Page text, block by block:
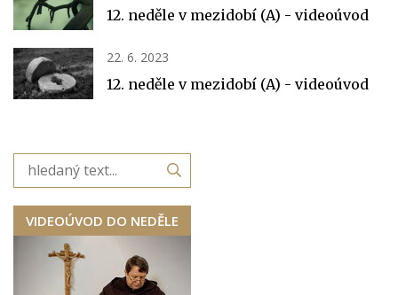
12. neděle v mezidobí (A) - videoúvod
22. 6. 2023
12. neděle v mezidobí (A) - videoúvod
VIDEOÚVOD DO NEDĚLE